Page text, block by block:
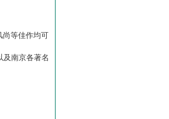
尚等佳作均可
南京各著名